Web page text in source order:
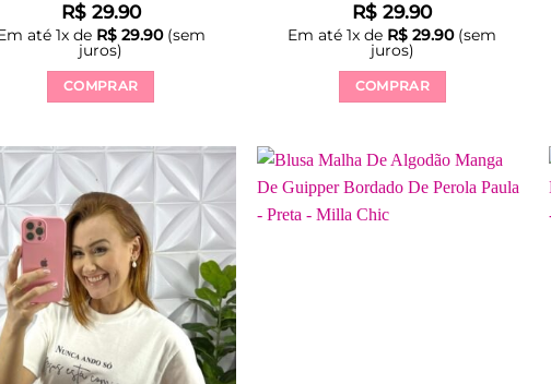
R$29.90
até 1x de R$29.90(sem
juros)
COMPRAR
tem
várias
variantes.
As
opções
podem
ser
escolhidas
na
R$ 29.90
Em até1x de R$ 29.90(sem
juros)
COMPRAR
tem
várias